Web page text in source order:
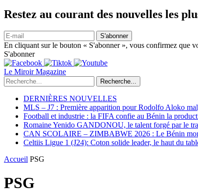
Restez au courant des nouvelles les
S'abonner
En cliquant sur le bouton « S'abonner », vous confirmez que
S'abonner
Le Miroir Magazine
Recherche...
DERNIÈRES NOUVELLES
MLS – J7 : Première apparition pour Rodolfo Aloko
Football et industrie : la FIFA confie au Bénin la
Romaine Yenido GANDONOU, le talent forgé par le
CAN SCOLAIRE – ZIMBABWE 2026 : Le Bénin
Celtiis Ligue 1 (J24): Coton solide leader, le haut du
Accueil PSG
PSG